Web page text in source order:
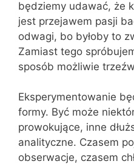
będziemy udawać, że
jest przejawem pasji
odwagi, bo byłoby to
Zamiast tego
sposób możliwie
Eksperymentowanie
formy. Być może
prowokujące, inne
analityczne. Czasem
obserwacje, czasem